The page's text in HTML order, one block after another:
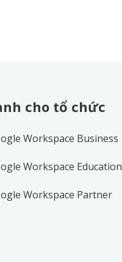
cho tổ chức
Workspace Business
Workspace Education
Workspace Partner